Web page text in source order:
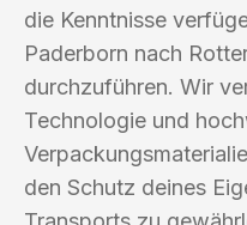
die Kenntnisse
Paderborn nach
durchzuführen. Wir
Technologie und
den Schutz deines